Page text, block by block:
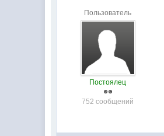
Пользователь
Постоялец
752 сообщений